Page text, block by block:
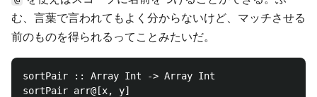
む、言葉で言われてもよく分からないけど、マッチさせる
前のものを得られるってことみたいだ。
sortPair :: Array Int -> Array Int
sortPair arr@[x, y]